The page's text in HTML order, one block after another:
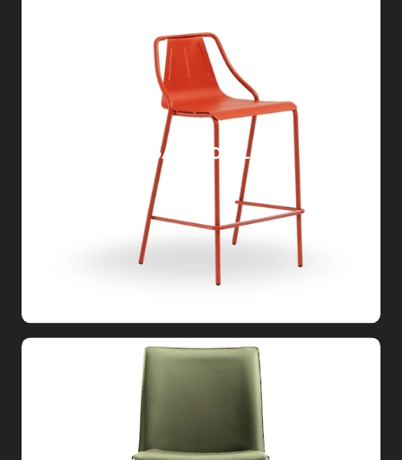
SGABELLO OLA